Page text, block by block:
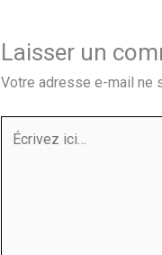
Laisser un
Votre adresse e-mail ne
ici…